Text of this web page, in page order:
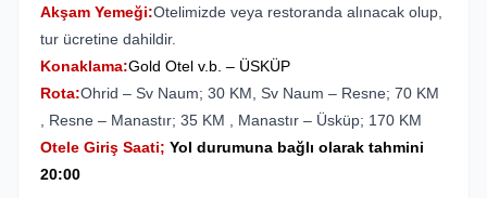
Akşam Yemeği:Otelimizde veya restoranda alınacak olup,
tur ücretine dahildir.
Konaklama:Gold Otel v.b. – ÜSKÜP
Rota:Ohrid – Sv Naum; 30 KM, Sv Naum – Resne; 70 KM
, Resne – Manastır; 35 KM , Manastır – Üsküp; 170 KM
Otele Giriş Saati; Yol durumuna bağlı olarak tahmini
20:00